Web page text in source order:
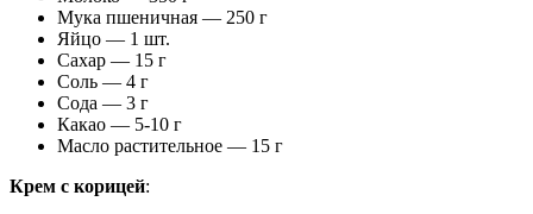
Мука пшеничная — 250 г
Яйцо — 1 шт.
Сахар — 15 г
Соль — 4 г
Сода — 3 г
Какао — 5-10 г
Масло растительное — 15 г
Крем с корицей: